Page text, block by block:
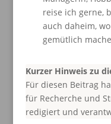
reise ich gerne,
auch daheim,
gemütlich
Kurzer Hinweis zu
Für diesen Beitrag
für Recherche und
redigiert und